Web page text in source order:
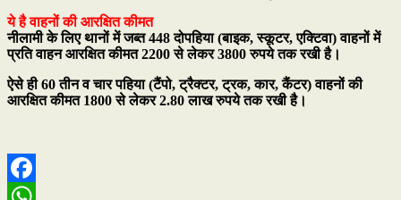
ये है वाहनों की आरक्षित कीमत
नीलामी के लिए थानों में जब्त 448 दोपहिया (बाइक, स्कूटर, एक्टिवा) वाहनों में
प्रति वाहन आरक्षित कीमत 2200 से लेकर 3800 रुपये तक रखी है।
ऐसे ही 60 तीन व चार पहिया (टैंपो, ट्रैक्टर, ट्रक, कार, कैंटर) वाहनों की
आरक्षित कीमत 1800 से लेकर 2.80 लाख रुपये तक रखी है।
Facebook